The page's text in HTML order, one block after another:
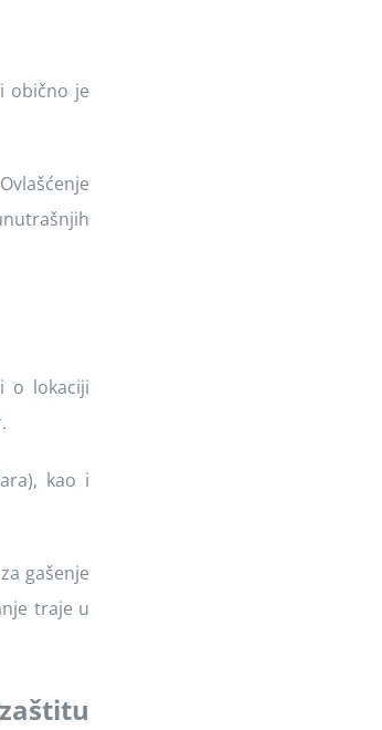
obično je
o lokaciji
kao i
gašenje
traje u